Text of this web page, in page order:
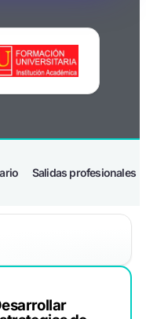
Salidas profesionales